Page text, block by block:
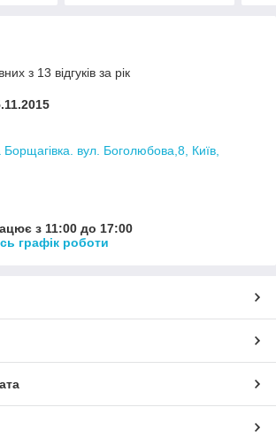
з 13 відгуків за рік
Борщагівка. вул. Боголюбова,8, Київ,
з 11:00 до 17:00
графік роботи